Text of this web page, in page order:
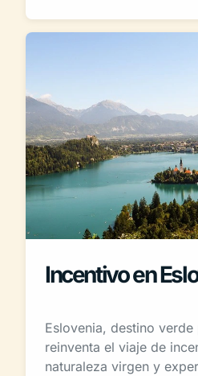
Incentivo en
Eslovenia, destino
reinventa el viaje de
naturaleza virgen y